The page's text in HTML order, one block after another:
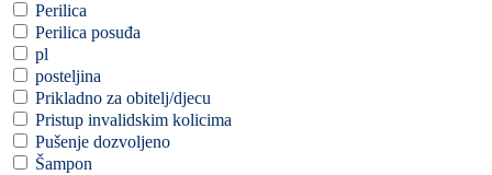
Perilica
Perilica posuđa
pl
posteljina
Prikladno za obitelj/djecu
Pristup invalidskim kolicima
Pušenje dozvoljeno
Šampon